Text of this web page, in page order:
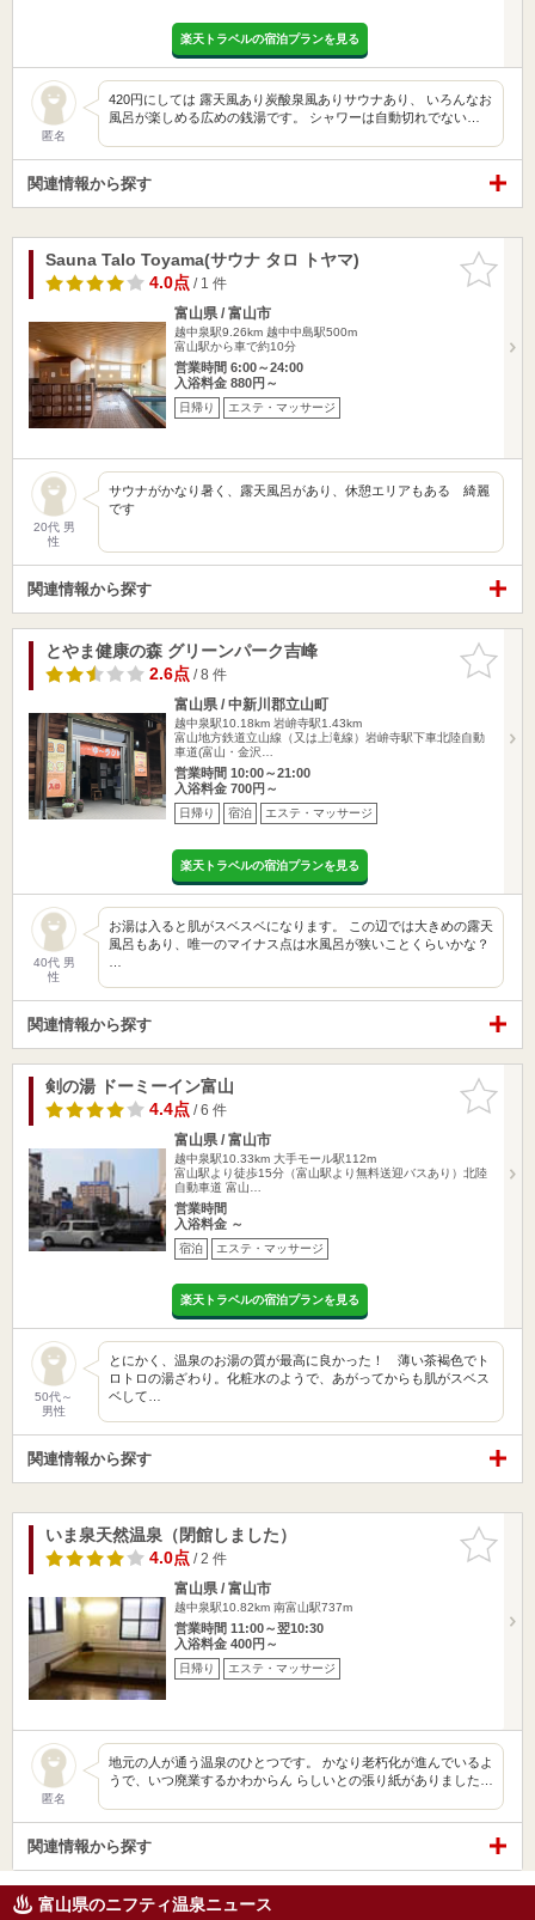
楽天トラベルの宿泊プランを見る
匿名
420円にしては 露天風あり炭酸泉風ありサウナあり、 いろんなお
風呂が楽しめる広めの銭湯です。 シャワーは自動切れでない…
関連情報から探す
お気に入
りに追加
Sauna Talo Toyama(サウナ タロ トヤマ)
4.0点/ 1 件
富山県 / 富山市
越中泉駅9.26km 越中中島駅500m
富山駅から車で約10分
営業時間 6:00～24:00
入浴料金 880円～
日帰り エステ・マッサージ
20代 男
性
サウナがかなり暑く、露天風呂があり、休憩エリアもある 綺麗
です
関連情報から探す
お気に入
りに追加
とやま健康の森 グリーンパーク吉峰
2.6点/ 8 件
富山県 / 中新川郡立山町
越中泉駅10.18km 岩峅寺駅1.43km
富山地方鉄道立山線（又は上滝線）岩峅寺駅下車北陸自動
車道(富山・金沢…
営業時間 10:00～21:00
入浴料金 700円～
日帰り 宿泊 エステ・マッサージ
楽天トラベルの宿泊プランを見る
40代 男
性
お湯は入ると肌がスベスベになります。 この辺では大きめの露天
風呂もあり、唯一のマイナス点は水風呂が狭いことくらいかな？
関連情報から探す
お気に入
りに追加
剣の湯 ドーミーイン富山
4.4点/ 6 件
富山県 / 富山市
越中泉駅10.33km 大手モール駅112m
富山駅より徒歩15分（富山駅より無料送迎バスあり）北陸
自動車道 富山…
営業時間
入浴料金 ～
宿泊 エステ・マッサージ
楽天トラベルの宿泊プランを見る
50代～
男性
とにかく、温泉のお湯の質が最高に良かった！ 薄い茶褐色でト
ロトロの湯ざわり。化粧水のようで、あがってからも肌がスベス
ベして…
関連情報から探す
お気に入
りに追加
いま泉天然温泉（閉館しました）
4.0点/ 2 件
富山県 / 富山市
越中泉駅10.82km 南富山駅737m
営業時間 11:00～翌10:30
入浴料金 400円～
日帰り エステ・マッサージ
匿名
地元の人が通う温泉のひとつです。 かなり老朽化が進んでいるよ
うで、いつ廃業するかわからん らしいとの張り紙がありました…
関連情報から探す
富山県のニフティ温泉ニュース